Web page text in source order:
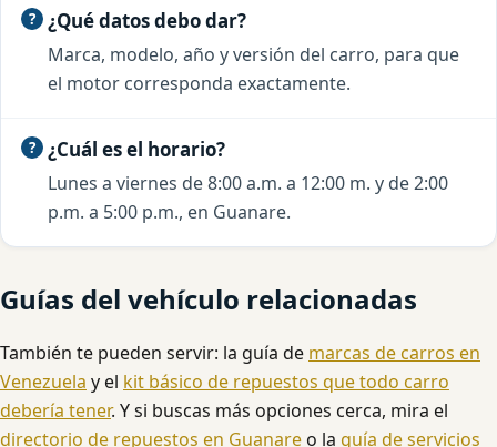
¿Qué datos debo dar?
Marca, modelo, año y versión del carro, para que
el motor corresponda exactamente.
¿Cuál es el horario?
Lunes a viernes de 8:00 a.m. a 12:00 m. y de 2:00
p.m. a 5:00 p.m., en Guanare.
Guías del vehículo relacionadas
También te pueden servir: la guía de marcas de carros en
Venezuela y el kit básico de repuestos que todo carro
debería tener. Y si buscas más opciones cerca, mira el
directorio de repuestos en Guanareo la guía de servicios